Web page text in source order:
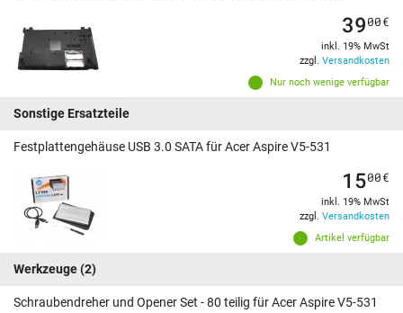
Nur noch wenige verfügbar
3900€
inkl. 19% MwSt
zzgl. Versandkosten
Sonstige Ersatzteile
Festplattengehäuse USB 3.0 SATA für Acer Aspire V5-531
Artikel verfügbar
1500€
inkl. 19% MwSt
zzgl. Versandkosten
Werkzeuge(2)
Schraubendreher und Opener Set - 80 teilig für Acer Aspire V5-531